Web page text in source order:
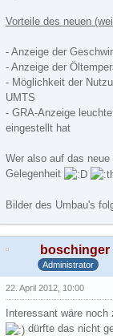
Vorteile des neuen
- Anzeige der
- Anzeige der
- Möglichkeit der
UMTS
- GRA-Anzeige
eingestellt hat
Wer also auf das
Gelegenheit
Bilder des Umbau's
boschinger
Administrator
22. April 2012, 10:00
Interessant wäre
dürfte das nicht